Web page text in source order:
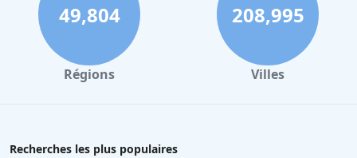
49,804
Régions
208,995
Villes
Recherches les plus populaires